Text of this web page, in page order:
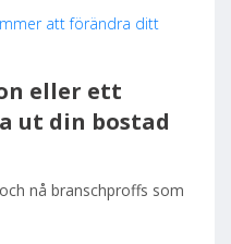
att förändra ditt
eller ett
ut din bostad
nå branschproffs som